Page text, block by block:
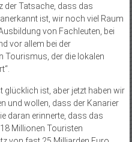
der Tatsache, dass das
ist, wir noch viel Raum
von Fachleuten, bei
vor allem bei der
Tourismus, der die lokalen
glücklich ist, aber jetzt haben wir
und wollen, dass der Kanarier
daran erinnerte, dass das
Millionen Touristen